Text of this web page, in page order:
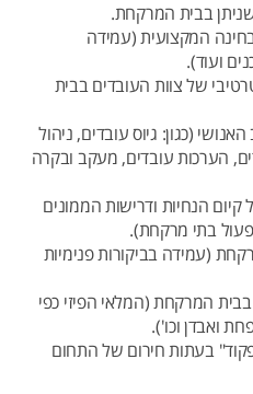
בבית המרקחת.
המקצועית (עמידה
ועוד).
של צוות העובדים בבית
(כגון: גיוס עובדים, ניהול
הערכות עובדים, מעקב ובקרה
הנחיות ודרישות הממונים
בתי מרקחת).
(עמידה בביקורות פנימיות
המרקחת (המלאי הפיזי כפי
ואבדן וכו').
בעתות חירום של התחום